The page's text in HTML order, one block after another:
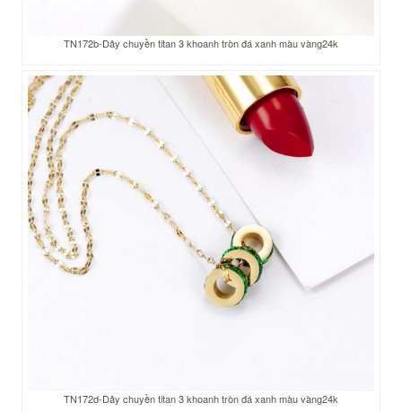
TN172b-Dây chuyền titan 3 khoanh tròn đá xanh màu vàng24k
TN172d-Dây chuyền titan 3 khoanh tròn đá xanh màu vàng24k